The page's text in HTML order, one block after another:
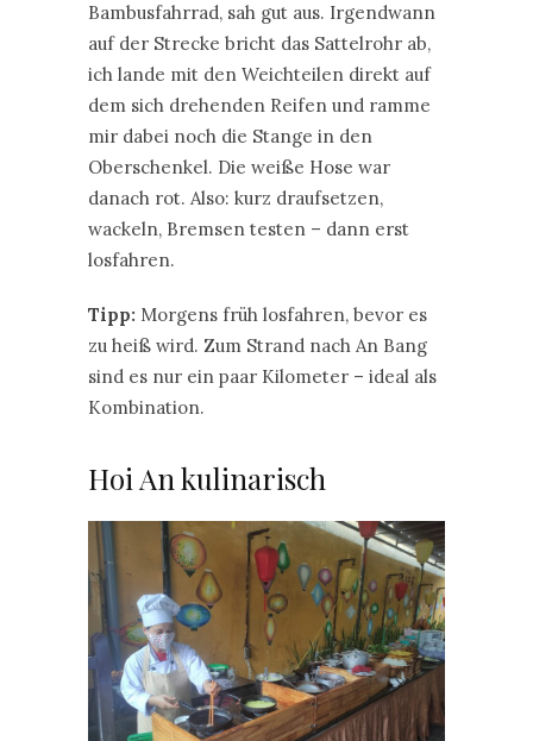
Bambusfahrrad, sah gut aus. Irgendwann
auf der Strecke bricht das Sattelrohr ab,
ich lande mit den Weichteilen direkt auf
dem sich drehenden Reifen und ramme
mir dabei noch die Stange in den
Oberschenkel. Die weiße Hose war
danach rot. Also: kurz draufsetzen,
wackeln, Bremsen testen – dann erst
losfahren.
Tipp: Morgens früh losfahren, bevor es
zu heiß wird. Zum Strand nach An Bang
sind es nur ein paar Kilometer – ideal als
Kombination.
Hoi An kulinarisch